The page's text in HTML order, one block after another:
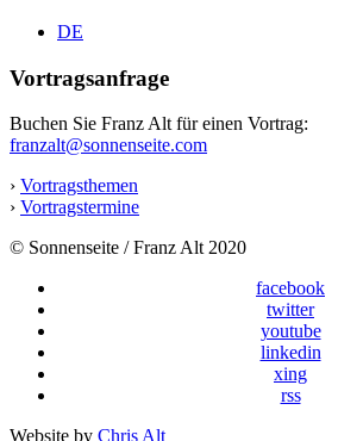
DE
Vortragsanfrage
Buchen Sie Franz Alt für einen Vortrag:
franzalt@sonnenseite.com
› Vortragsthemen
› Vortragstermine
© Sonnenseite / Franz Alt 2020
facebook
twitter
youtube
linkedin
xing
rss
Website by Chris Alt